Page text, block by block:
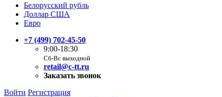
Белорусский рубль
Доллар США
Евро
+7 (499) 702-45-50
9:00-18:30
Сб-Вс выходной
retail@c-tt.ru
Заказать звонок
Войти Регистрация